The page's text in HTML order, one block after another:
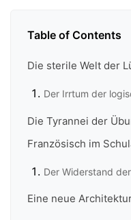
Table of Contents
Die sterile Welt der
Der Irrtum der
Die Tyrannei der
Französisch im
Der Widerstand
Eine neue